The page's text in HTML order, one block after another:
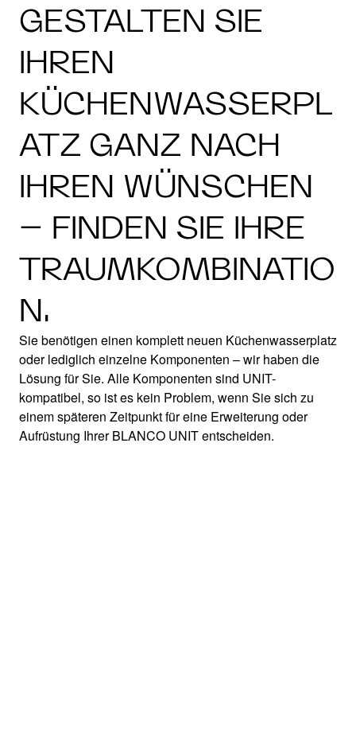
GESTALTEN SIE
IHREN
KÜCHENWASSERPL
ATZ GANZ NACH
IHREN WÜNSCHEN
– FINDEN SIE IHRE
TRAUMKOMBINATIO
N.
Sie benötigen einen komplett neuen Küchenwasserplatz
oder lediglich einzelne Komponenten – wir haben die
Lösung für Sie. Alle Komponenten sind UNIT-
kompatibel, so ist es kein Problem, wenn Sie sich zu
einem späteren Zeitpunkt für eine Erweiterung oder
Aufrüstung Ihrer BLANCO UNIT entscheiden.